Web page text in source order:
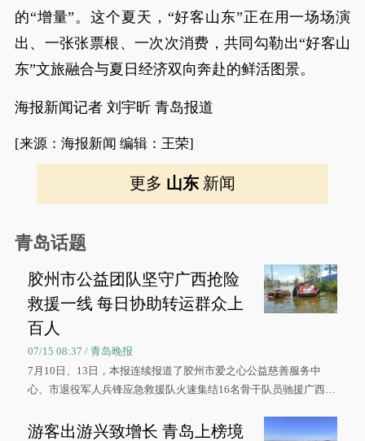
的“增量”。这个夏天，“好客山东”正在用一场场演
出、一张张票根、一次次消费，共同勾勒出“好客山
东”文旅融合与夏日经济双向奔赴的鲜活图景。
海报新闻记者 刘宇昕 青岛报道
[来源：海报新闻 编辑：王荣]
更多 山东 新闻
青岛话题
胶州市公益团队坚守广西抢险
救援一线 每日协助转运群众上
百人
07/15 08:37 / 青岛晚报
7月10日、13日，本报连续报道了胶州市爱之心公益慈善服务中
心、市退役军人兵锋应急救援队火速集结16名骨干队员驰援广西灾
游客出游兴致增长 青岛上榜境